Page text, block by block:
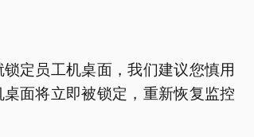
定员工机桌面，我们建议您慎用
面将立即被锁定，重新恢复监控